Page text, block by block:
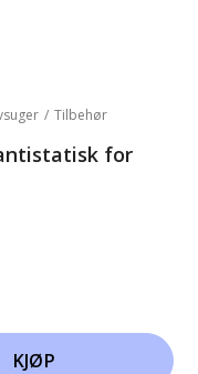
/ Tilbehør
for
KJØP